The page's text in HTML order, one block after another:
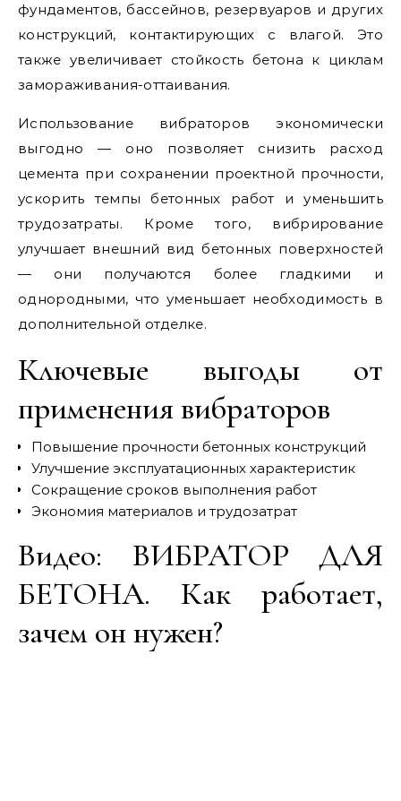
фундаментов, бассейнов, резервуаров и других
конструкций, контактирующих с влагой. Это
также увеличивает стойкость бетона к циклам
замораживания-оттаивания.
Использование вибраторов экономически
выгодно — оно позволяет снизить расход
цемента при сохранении проектной прочности,
ускорить темпы бетонных работ и уменьшить
трудозатраты. Кроме того, вибрирование
улучшает внешний вид бетонных поверхностей
— они получаются более гладкими и
однородными, что уменьшает необходимость в
дополнительной отделке.
Ключевые выгоды от
применения вибраторов
Повышение прочности бетонных конструкций
Улучшение эксплуатационных характеристик
Сокращение сроков выполнения работ
Экономия материалов и трудозатрат
Видео: ВИБРАТОР ДЛЯ
БЕТОНА. Как работает,
зачем он нужен?